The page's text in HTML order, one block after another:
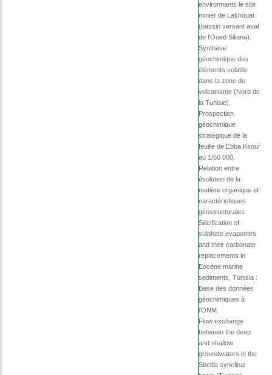
environnants le site
minier de Lakhouat
(bassin versant aval
de l'Oued Siliana).
Synthèse
géochimique des
éléments volatils
dans la zone du
volcanisme (Nord de
la Tunisie).
Prospection
géochimique
stratégique de la
feuille de Ebba Ksour
au 1/50 000.
Relation entre
évolution de la
matière organique et
caractéristiques
géostructurales
Silicification of
sulphate evaporites
and their carbonate
replacements in
Eocene marine
sediments, Tunisia :
Base des données
géochimiques à
l'ONM.
Flow exchange
between the deep
and shallow
groundwaters in the
Sbeitla synclinal